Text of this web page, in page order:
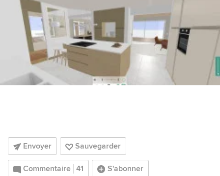
Envoyer Sauvegarder
Commentaire 41 S'abonner